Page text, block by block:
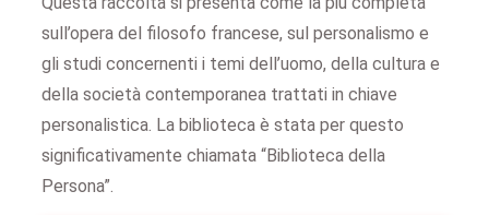
sull’opera del filosofo francese, sul personalismo e
gli studi concernenti i temi dell’uomo, della cultura e
della società contemporanea trattati in chiave
personalistica. La biblioteca è stata per questo
significativamente chiamata “Biblioteca della
Persona”.